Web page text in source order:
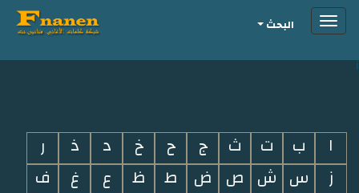
i
Toggleالبحث
ا ب ت ث ج ح خ د ذ
ر
ز
س ش ص ض ط ظ ع غ
ف